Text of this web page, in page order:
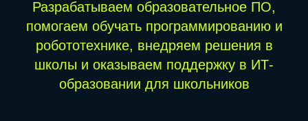
Разрабатываем образовательное ПО,
помогаем обучать программированию и
робототехнике, внедряем решения в
школы и оказываем поддержку в ИТ-
образовании для школьников